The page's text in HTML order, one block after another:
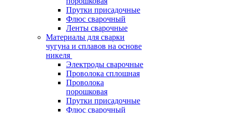
Прутки присадочные
Флюс сварочный
Ленты сварочные
Материалы для сварки
чугуна и сплавов на основе
никеля
Электроды сварочные
Проволока сплошная
Проволока
порошковая
Прутки присадочные
Флюс сварочный